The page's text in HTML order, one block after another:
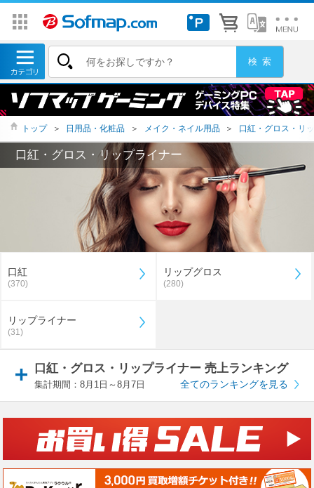
トップ ＞ 日用品・化粧品 ＞ メイク・ネイル用品 ＞ 口紅・グロス・リ
口紅・グロス・リップライナー
口紅
(370)
リップグロス
(280)
リップライナー
(31)
口紅・グロス・リップライナー 売上ランキング
集計期間：8月1日～8月7日 全てのランキングを見る